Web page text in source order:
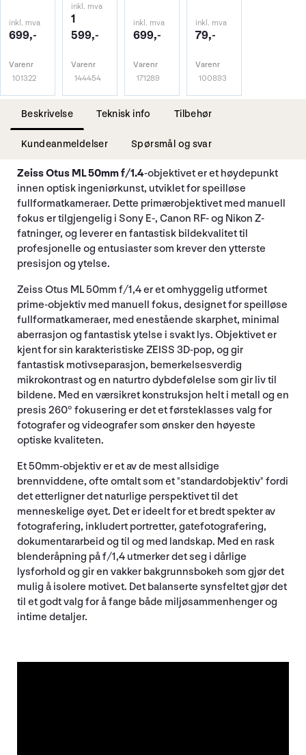
inkl. mva
699,-
Varenr
101322
inkl. mva
1
599,-
Varenr
144454
inkl. mva
699,-
Varenr
171289
inkl. mva
79,-
Varenr
100893
Beskrivelse Teknisk info Tilbehør
Kundeanmeldelser Spørsmål og svar
Zeiss Otus ML 50mm f/1.4-objektivet er et høydepunkt
innen optisk ingeniørkunst, utviklet for speilløse
fullformatkameraer. Dette primærobjektivet med manuell
fokus er tilgjengelig i Sony E-, Canon RF- og Nikon Z-
fatninger, og leverer en fantastisk bildekvalitet til
profesjonelle og entusiaster som krever den ytterste
presisjon og ytelse.
Zeiss Otus ML 50mm f/1,4 er et omhyggelig utformet
prime-objektiv med manuell fokus, designet for speilløse
fullformatkameraer, med enestående skarphet, minimal
aberrasjon og fantastisk ytelse i svakt lys. Objektivet er
kjent for sin karakteristiske ZEISS 3D-pop, og gir
fantastisk motivseparasjon, bemerkelsesverdig
mikrokontrast og en naturtro dybdefølelse som gir liv til
bildene. Med en værsikret konstruksjon helt i metall og en
presis 260° fokusering er det et førsteklasses valg for
fotografer og videografer som ønsker den høyeste
optiske kvaliteten.
Et 50mm-objektiv er et av de mest allsidige
brennviddene, ofte omtalt som et "standardobjektiv" fordi
det etterligner det naturlige perspektivet til det
menneskelige øyet. Det er ideelt for et bredt spekter av
fotografering, inkludert portretter, gatefotografering,
dokumentararbeid og til og med landskap. Med en rask
blenderåpning på f/1,4 utmerker det seg i dårlige
lysforhold og gir en vakker bakgrunnsbokeh som gjør det
mulig å isolere motivet. Det balanserte synsfeltet gjør det
til et godt valg for å fange både miljøsammenhenger og
intime detaljer.